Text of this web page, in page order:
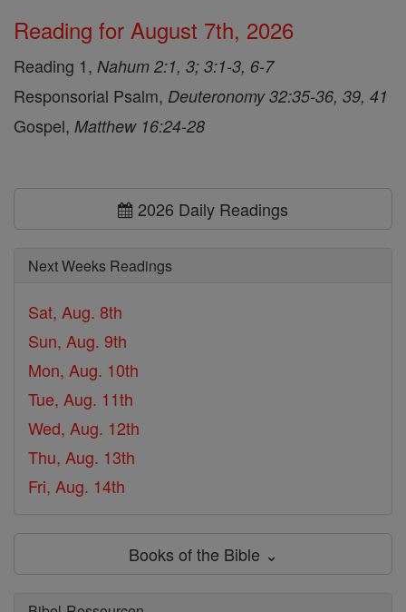
Reading for August 7th, 2026
Reading 1, Nahum 2:1, 3; 3:1-3, 6-7
Responsorial Psalm, Deuteronomy 32:35-36, 39, 41
Gospel, Matthew 16:24-28
2026 Daily Readings
Next Weeks Readings
Sat, Aug. 8th
Sun, Aug. 9th
Mon, Aug. 10th
Tue, Aug. 11th
Wed, Aug. 12th
Thu, Aug. 13th
Fri, Aug. 14th
Books of the Bible ⌄